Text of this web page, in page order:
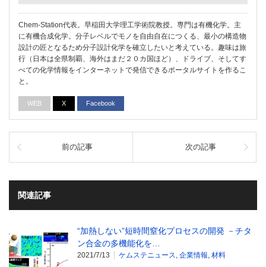
Chem-Station代表。早稲田大学理工学術院教授。専門は有機化学。主
に有機合成化学。分子レベルでモノを自由自在につくる、最小の構造物
設計の匠となるため分子設計化学を確立したいと考えている。趣味は旅
行（日本は全県制覇、海外はまだ２０カ国ほど）、ドライブ、そしてす
べての化学情報をインターネットで発信できるポータルサイトを作るこ
と。
WEB X Facebook
前の記事 次の記事
関連記事
“加熱しない”短時間窒化プロセスの開発 －チタ
ン合金の多機能化を…
2021/7/13 ケムステニュース, 企業情報, 材料